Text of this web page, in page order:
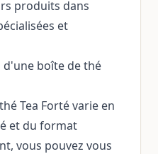
produits dans
et
d'une boîte de thé
Tea Forté varie en
et du format
vous pouvez vous